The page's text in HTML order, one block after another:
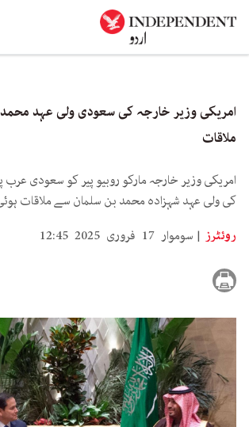
امریکی وزیر خارجہ کی سعودی ولی عہد
ملاقات
امریکی وزیر خارجہ مارکو روبیو پیر کو سعودی
کی ولی عہد شہزادہ محمد بن سلمان سے ملاقات
روئٹرز
سوموار 17 فروری 2025 12:45